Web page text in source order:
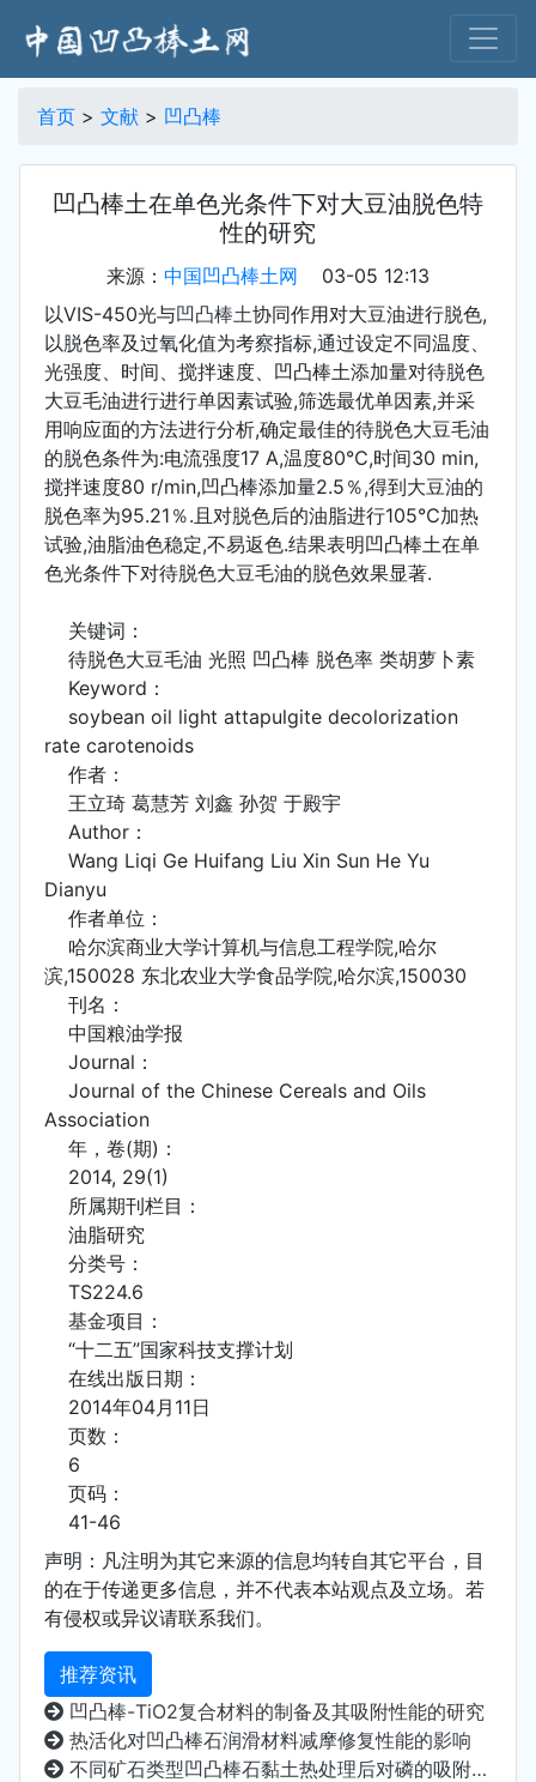
首页 > 文献 > 凹凸棒
凹凸棒土在单色光条件下对大豆油脱色特
性的研究
来源： 中国凹凸棒土网 03-05 12:13
以VIS-450光与凹凸棒土协同作用对大豆油进行脱色,
以脱色率及过氧化值为考察指标,通过设定不同温度、
光强度、时间、搅拌速度、凹凸棒土添加量对待脱色
大豆毛油进行进行单因素试验,筛选最优单因素,并采
用响应面的方法进行分析,确定最佳的待脱色大豆毛油
的脱色条件为:电流强度17 A,温度80℃,时间30 min,
搅拌速度80 r/min,凹凸棒添加量2.5％,得到大豆油的
脱色率为95.21％.且对脱色后的油脂进行105℃加热
试验,油脂油色稳定,不易返色.结果表明凹凸棒土在单
色光条件下对待脱色大豆毛油的脱色效果显著.
关键词：
待脱色大豆毛油 光照 凹凸棒 脱色率 类胡萝卜素
Keyword：
soybean oil light attapulgite decolorization
rate carotenoids
作者：
王立琦 葛慧芳 刘鑫 孙贺 于殿宇
Author：
Wang Liqi Ge Huifang Liu Xin Sun He Yu
Dianyu
作者单位：
哈尔滨商业大学计算机与信息工程学院,哈尔
滨,150028 东北农业大学食品学院,哈尔滨,150030
刊名：
中国粮油学报
Journal：
Journal of the Chinese Cereals and Oils
Association
年，卷(期)：
2014, 29(1)
所属期刊栏目：
油脂研究
分类号：
TS224.6
基金项目：
“十二五”国家科技支撑计划
在线出版日期：
2014年04月11日
页数：
6
页码：
41-46
声明：凡注明为其它来源的信息均转自其它平台，目
的在于传递更多信息，并不代表本站观点及立场。若
有侵权或异议请联系我们。
推荐资讯
凹凸棒-TiO2复合材料的制备及其吸附性能的研究
热活化对凹凸棒石润滑材料减摩修复性能的影响
不同矿石类型凹凸棒石黏土热处理后对磷的吸附性能